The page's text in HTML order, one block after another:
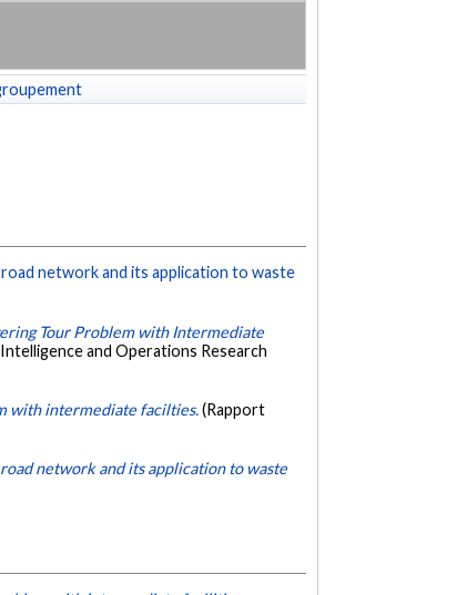
network and its application to waste
Tour Problem with Intermediate
and Operations Research
with intermediate facilties.(Rapport
network and its application to waste